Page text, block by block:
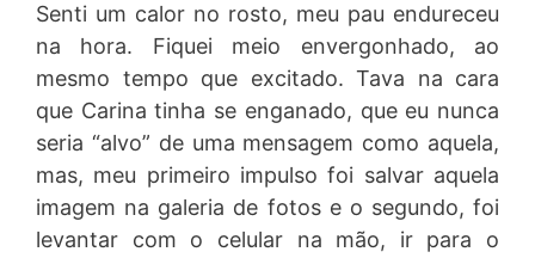
Senti um calor no rosto, meu pau endureceu
na hora. Fiquei meio envergonhado, ao
mesmo tempo que excitado. Tava na cara
que Carina tinha se enganado, que eu nunca
seria “alvo” de uma mensagem como aquela,
mas, meu primeiro impulso foi salvar aquela
imagem na galeria de fotos e o segundo, foi
levantar com o celular na mão, ir para o